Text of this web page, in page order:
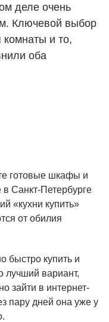
деле очень
Ключевой выбор
комнаты и то,
оба
готовые шкафы и
Санкт-Петербурге
«кухни купить»
от обилия
быстро купить и
лучший вариант,
зайти в интернет-
пару дней она уже у